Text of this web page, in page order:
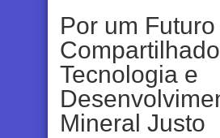
Por um Futuro
Tecnologia e
Mineral Justo